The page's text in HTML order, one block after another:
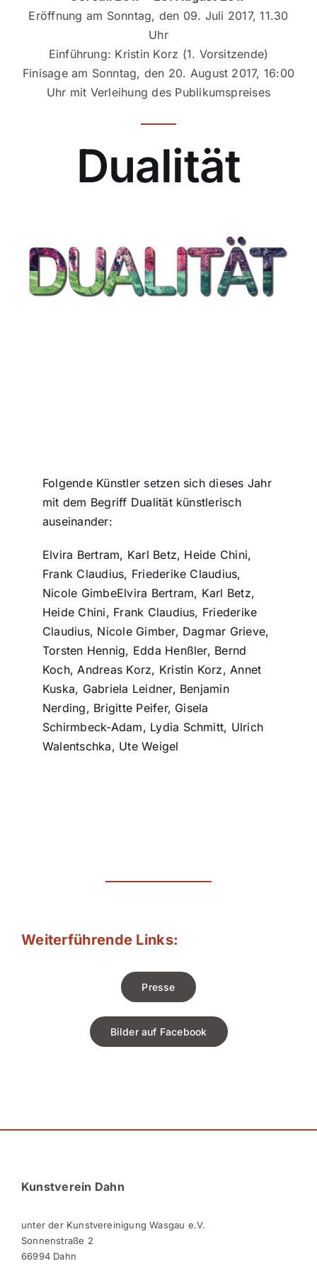
Ausstellungen
Mitgliedsbereich
Eröffnung am Sonntag, den 09. Juli 2017, 11.30
Uhr
Einführung: Kristin Korz (1. Vorsitzende)
Finisage am Sonntag, den 20. August 2017, 16:00
Uhr mit Verleihung des Publikumspreises
Dualität
Folgende Künstler setzen sich dieses Jahr
mit dem Begriff Dualität künstlerisch
auseinander:
Elvira Bertram, Karl Betz, Heide Chini,
Frank Claudius, Friederike Claudius,
Nicole GimbeElvira Bertram, Karl Betz,
Heide Chini, Frank Claudius, Friederike
Claudius, Nicole Gimber, Dagmar Grieve,
Torsten Hennig, Edda Henßler, Bernd
Koch, Andreas Korz, Kristin Korz, Annet
Kuska, Gabriela Leidner, Benjamin
Nerding, Brigitte Peifer, Gisela
Schirmbeck-Adam, Lydia Schmitt, Ulrich
Walentschka, Ute Weigel
Weiterführende Links:
Presse
Bilder auf Facebook
Kunstverein Dahn
unter der Kunstvereinigung Wasgau e.V.
Sonnenstraße 2
66994 Dahn